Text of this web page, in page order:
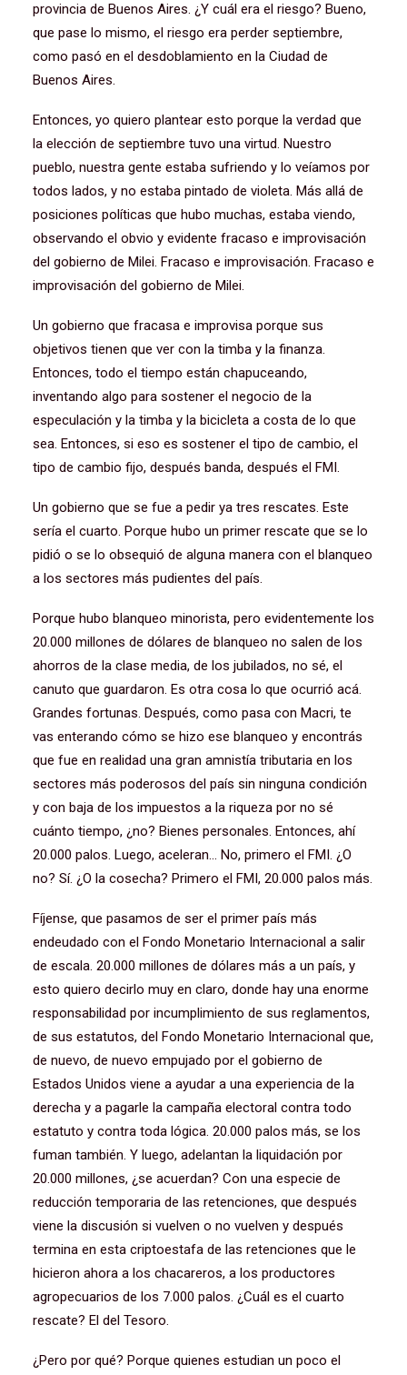
provincia de Buenos Aires. ¿Y cuál era el riesgo? Bueno,
que pase lo mismo, el riesgo era perder septiembre,
como pasó en el desdoblamiento en la Ciudad de
Buenos Aires.
Entonces, yo quiero plantear esto porque la verdad que
la elección de septiembre tuvo una virtud. Nuestro
pueblo, nuestra gente estaba sufriendo y lo veíamos por
todos lados, y no estaba pintado de violeta. Más allá de
posiciones políticas que hubo muchas, estaba viendo,
observando el obvio y evidente fracaso e improvisación
del gobierno de Milei. Fracaso e improvisación. Fracaso e
improvisación del gobierno de Milei.
Un gobierno que fracasa e improvisa porque sus
objetivos tienen que ver con la timba y la finanza.
Entonces, todo el tiempo están chapuceando,
inventando algo para sostener el negocio de la
especulación y la timba y la bicicleta a costa de lo que
sea. Entonces, si eso es sostener el tipo de cambio, el
tipo de cambio fijo, después banda, después el FMI.
Un gobierno que se fue a pedir ya tres rescates. Este
sería el cuarto. Porque hubo un primer rescate que se lo
pidió o se lo obsequió de alguna manera con el blanqueo
a los sectores más pudientes del país.
Porque hubo blanqueo minorista, pero evidentemente los
20.000 millones de dólares de blanqueo no salen de los
ahorros de la clase media, de los jubilados, no sé, el
canuto que guardaron. Es otra cosa lo que ocurrió acá.
Grandes fortunas. Después, como pasa con Macri, te
vas enterando cómo se hizo ese blanqueo y encontrás
que fue en realidad una gran amnistía tributaria en los
sectores más poderosos del país sin ninguna condición
y con baja de los impuestos a la riqueza por no sé
cuánto tiempo, ¿no? Bienes personales. Entonces, ahí
20.000 palos. Luego, aceleran… No, primero el FMI. ¿O
no? Sí. ¿O la cosecha? Primero el FMI, 20.000 palos más.
Fíjense, que pasamos de ser el primer país más
endeudado con el Fondo Monetario Internacional a salir
de escala. 20.000 millones de dólares más a un país, y
esto quiero decirlo muy en claro, donde hay una enorme
responsabilidad por incumplimiento de sus reglamentos,
de sus estatutos, del Fondo Monetario Internacional que,
de nuevo, de nuevo empujado por el gobierno de
Estados Unidos viene a ayudar a una experiencia de la
derecha y a pagarle la campaña electoral contra todo
estatuto y contra toda lógica. 20.000 palos más, se los
fuman también. Y luego, adelantan la liquidación por
20.000 millones, ¿se acuerdan? Con una especie de
reducción temporaria de las retenciones, que después
viene la discusión si vuelven o no vuelven y después
termina en esta criptoestafa de las retenciones que le
hicieron ahora a los chacareros, a los productores
agropecuarios de los 7.000 palos. ¿Cuál es el cuarto
rescate? El del Tesoro.
¿Pero por qué? Porque quienes estudian un poco el